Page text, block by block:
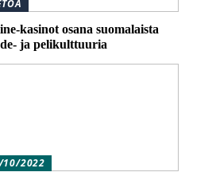
kasinot osana suomalaista
ja pelikulttuuria
10/2022